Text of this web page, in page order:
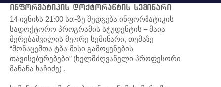
ინფორმატიკის დოქტორანტის სემინარი
14 ივნისს 21:00 სთ-ზე შედგება ინფორმატიკის
სადოქტორო პროგრამის სტუდენტის – მაია
მერებაშვილის მეორე სემინარი, თემაზე
“მონაცემთა ტბა-მისი გამოყენების
თავისებურებები” (ხელმძღვანელი პროფესორი
მანანა ხაჩიძე) .